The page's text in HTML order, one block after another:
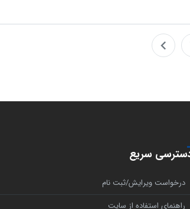
سریع
درخواست ویرایش/ثبت نام
راهنمای استفاده از سایت